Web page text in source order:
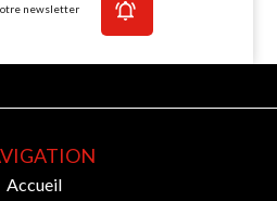
newsletter
Accueil